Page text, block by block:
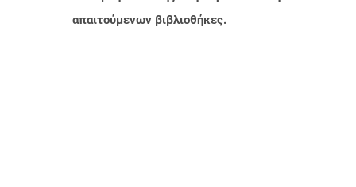
απαιτούμενων βιβλιοθήκες.